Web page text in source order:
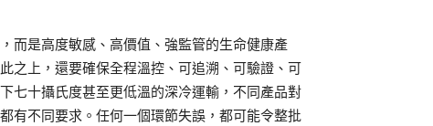
而是高度敏感、高價值、強監管的生命健康產
之上，還要確保全程溫控、可追溯、可驗證、可
七十攝氏度甚至更低溫的深冷運輸，不同產品對
有不同要求。任何一個環節失誤，都可能令整批